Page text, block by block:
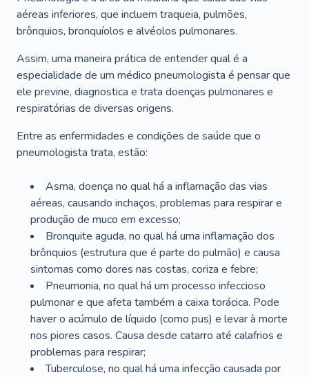
aéreas inferiores, que incluem traqueia, pulmões,
brônquios, bronquíolos e alvéolos pulmonares.
Assim, uma maneira prática de entender qual é a
especialidade de um médico pneumologista é pensar que
ele previne, diagnostica e trata doenças pulmonares e
respiratórias de diversas origens.
Entre as enfermidades e condições de saúde que o
pneumologista trata, estão:
Asma, doença no qual há a inflamação das vias
aéreas, causando inchaços, problemas para respirar e
produção de muco em excesso;
Bronquite aguda, no qual há uma inflamação dos
brônquios (estrutura que é parte do pulmão) e causa
sintomas como dores nas costas, coriza e febre;
Pneumonia, no qual há um processo infeccioso
pulmonar e que afeta também a caixa torácica. Pode
haver o acúmulo de líquido (como pus) e levar à morte
nos piores casos. Causa desde catarro até calafrios e
problemas para respirar;
Tuberculose, no qual há uma infecção causada por